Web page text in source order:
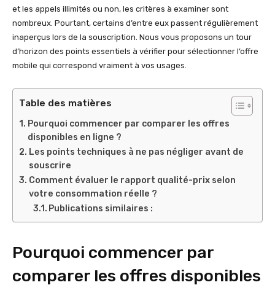
et les appels illimités ou non, les critères à examiner sont
nombreux. Pourtant, certains d’entre eux passent régulièrement
inaperçus lors de la souscription. Nous vous proposons un tour
d’horizon des points essentiels à vérifier pour sélectionner l’offre
mobile qui correspond vraiment à vos usages.
Table des matières
Pourquoi commencer par comparer les offres
disponibles en ligne ?
Les points techniques à ne pas négliger avant de
souscrire
Comment évaluer le rapport qualité-prix selon
votre consommation réelle ?
Publications similaires :
Pourquoi commencer par
comparer les offres disponibles